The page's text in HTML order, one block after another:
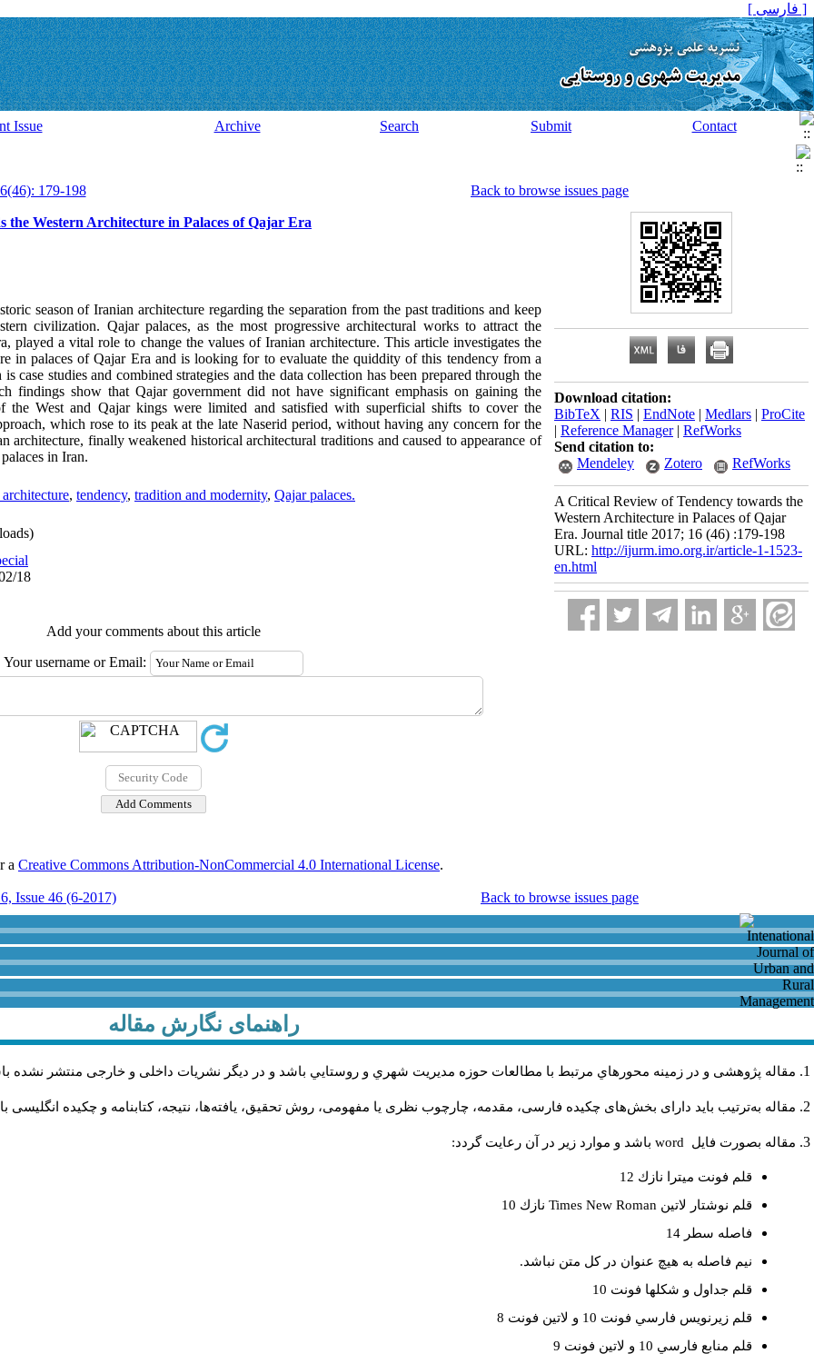
[ فارسی ]
Issue Archive Search Submit Contact
179-198
Back to browse issues page
the Western Architecture in Palaces of Qajar Era
season of Iranian architecture regarding the separation from the past traditions and keep
civilization. Qajar palaces, as the most progressive architectural works to attract the
played a vital role to change the values of Iranian architecture. This article investigates the
in palaces of Qajar Era and is looking for to evaluate the quiddity of this tendency from a
case studies and combined strategies and the data collection has been prepared through the
findings show that Qajar government did not have significant emphasis on gaining the
the West and Qajar kings were limited and satisfied with superficial shifts to cover the
which rose to its peak at the late Naserid period, without having any concern for the
architecture, finally weakened historical architectural traditions and caused to appearance of
in Iran.
, tendency, tradition and modernity, Qajar palaces.
18
Add your comments about this article
Your username or Email:
Download citation:
BibTeX | RIS | EndNote | Medlars | ProCite
| Reference Manager| RefWorks
Send citation to:
Mendeley
Zotero RefWorks
A Critical Review of Tendency towards the
Western Architecture in Palaces of Qajar
Era. Journal title 2017; 16 (46) :179-198
URL: http://ijurm.imo.org.ir/article-1-1523-
en.html
a Creative Commons Attribution-NonCommercial 4.0 International License.
Issue 46 (6-2017) Back to browse issues page
راهنمای نگارش مقاله
مقاله پژوهشی و در زمینه محورهاي مرتبط با مطالعات حوزه مديريت شهري و روستايي باشد و در دیگر نشریات داخلی و خارجی منتشر نشده
مقاله به‌ترتیب باید دارای بخش‌های چکیده فارسی، مقدمه، چارچوب نظری یا مفهومی، روش تحقیق، یافته‌ها، نتیجه، کتابنامه و چکیده انگلیسی
مقاله بصورت فايل word باشد و موارد زير در آن رعايت گردد:
قلم فونت ميترا نازك 12
قلم نوشتار لاتين Times New Roman نازك 10
فاصله سطر 14
نيم فاصله به هيچ عنوان در كل متن نباشد.
قلم جداول و شكلها فونت 10
قلم زيرنويس فارسي فونت 10 و لاتين فونت 8
قلم منابع فارسي 10 و لاتين فونت 9